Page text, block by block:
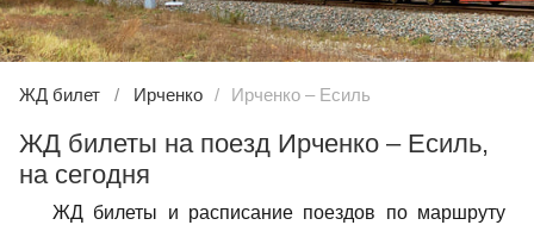
ЖД билет Ирченко Ирченко – Есиль
ЖД билеты на поезд Ирченко – Есиль,
на сегодня
ЖД билеты и расписание поездов по маршруту